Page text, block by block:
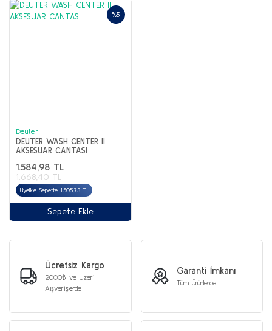
%5
Deuter
DEUTER WASH CENTER II
AKSESUAR CANTASI
1.584,98 TL
1.668,40 TL
Üyelikle Sepette 1.505,73 TL
Sepete Ekle
Ücretsiz Kargo
2000₺ ve Üzeri
Alışverişlerde
Garanti İmkanı
Tüm Ürünlerde